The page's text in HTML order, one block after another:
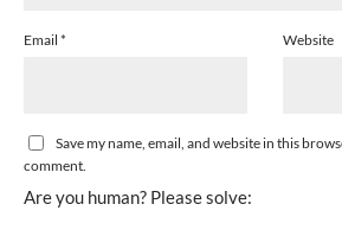
Email * Website
Save my name, email, and website in this
comment.
Are you human? Please solve: